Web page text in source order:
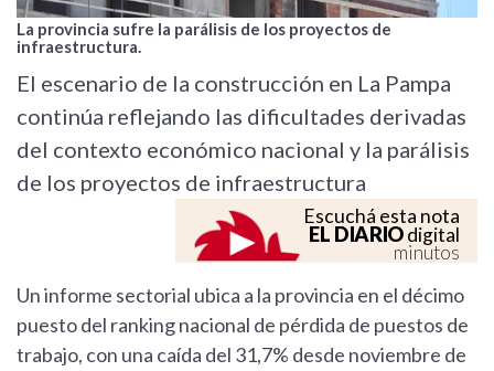
La provincia sufre la parálisis de los proyectos de
infraestructura.
El escenario de la construcción en La Pampa
continúa reflejando las dificultades derivadas
del contexto económico nacional y la parálisis
de los proyectos de infraestructura
Escuchá esta nota
EL DIARIOdigital
minutos
Un informe sectorial ubica a la provincia en el décimo
puesto del ranking nacional de pérdida de puestos de
trabajo, con una caída del 31,7% desde noviembre de